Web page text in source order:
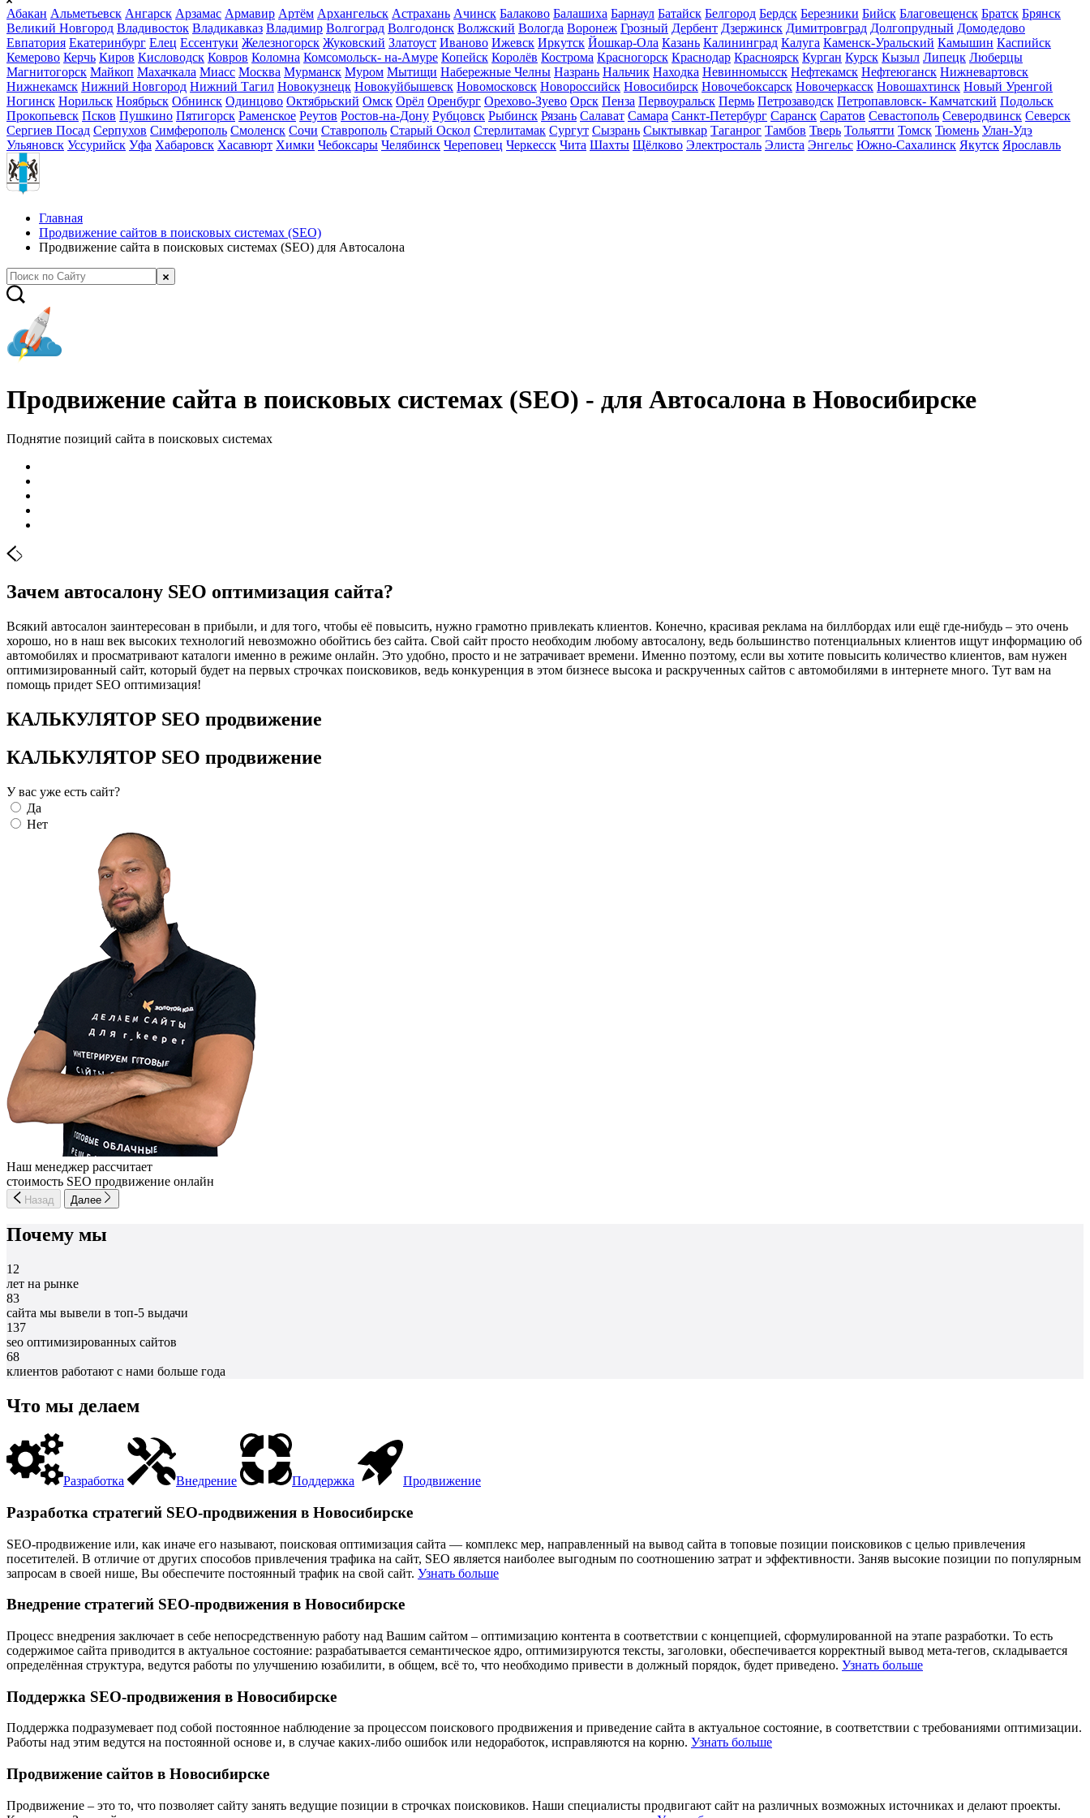
Абакан Альметьевск Ангарск Арзамас Армавир Артём Архангельск Астрахань Ачинск Балаково Балашиха Барнаул Батайск Белгород Бердск Березники Бийск Благовещенск Братск Брянск
Великий Новгород Владивосток Владикавказ Владимир Волгоград Волгодонск Волжский Вологда Воронеж Грозный Дербент Дзержинск Димитровград Долгопрудный Домодедово
Евпатория Екатеринбург Елец Ессентуки Железногорск Жуковский Златоуст Иваново Ижевск Иркутск Йошкар-Ола Казань Калининград Калуга Каменск-Уральский Камышин Каспийск
Кемерово Керчь Киров Кисловодск Ковров Коломна Комсомольск- на-Амуре Копейск Королёв Кострома Красногорск Краснодар Красноярск Курган Курск Кызыл Липецк Люберцы
Магнитогорск Майкоп Махачкала Миасс Москва Мурманск Муром Мытищи Набережные Челны Назрань Нальчик Находка Невинномысск Нефтекамск Нефтеюганск Нижневартовск
Нижнекамск Нижний Новгород Нижний Тагил Новокузнецк Новокуйбышевск Новомосковск Новороссийск Новосибирск Новочебоксарск Новочеркасск Новошахтинск Новый Уренгой
Ногинск Норильск Ноябрьск Обнинск Одинцово Октябрьский Омск Орёл Оренбург Орехово-Зуево Орск Пенза Первоуральск Пермь Петрозаводск Петропавловск- Камчатский Подольск
Прокопьевск Псков Пушкино Пятигорск Раменское Реутов Ростов-на-Дону Рубцовск Рыбинск Рязань Салават Самара Санкт-Петербург Саранск Саратов Севастополь Северодвинск Северск
Сергиев Посад Серпухов Симферополь Смоленск Сочи Ставрополь Старый Оскол Стерлитамак Сургут Сызрань Сыктывкар Таганрог Тамбов Тверь Тольятти Томск Тюмень Улан-Удэ
Ульяновск Уссурийск Уфа Хабаровск Хасавюрт Химки Чебоксары Челябинск Череповец Черкесск Чита Шахты Щёлково Электросталь Элиста Энгельс Южно-Сахалинск Якутск Ярославль
Главная
Продвижение сайтов в поисковых системах (SEO)
Продвижение сайта в поисковых системах (SEO) для Автосалона
Продвижение сайта в поисковых системах (SEO) - для Автосалона в Новосибирске
Поднятие позиций сайта в поисковых системах
Зачем автосалону SЕО оптимизация сайта?
Всякий автосалон заинтересован в прибыли, и для того, чтобы её повысить, нужно грамотно привлекать клиентов. Конечно, красивая реклама на биллбордах или ещё где-нибудь – это очень
хорошо, но в наш век высоких технологий невозможно обойтись без сайта. Свой сайт просто необходим любому автосалону, ведь большинство потенциальных клиентов ищут информацию об
автомобилях и просматривают каталоги именно в режиме онлайн. Это удобно, просто и не затрачивает времени. Именно поэтому, если вы хотите повысить количество клиентов, вам нужен
оптимизированный сайт, который будет на первых строчках поисковиков, ведь конкуренция в этом бизнесе высока и раскрученных сайтов с автомобилями в интернете много. Тут вам на
помощь придет SEO оптимизация!
КАЛЬКУЛЯТОР SEO продвижение
КАЛЬКУЛЯТОР SEO продвижение
У вас уже есть сайт?
Да
Нет
Наш менеджер рассчитает
стоимость SEO продвижение онлайн
Назад Далее
Почему мы
12
лет на рынке
83
сайта мы вывели в топ-5 выдачи
137
seo оптимизированных сайтов
68
клиентов работают с нами больше года
Что мы делаем
Разработка Внедрение Поддержка Продвижение
Разработка стратегий SEO-продвижения в Новосибирске
SEO-продвижение или, как иначе его называют, поисковая оптимизация сайта — комплекс мер, направленный на вывод сайта в топовые позиции поисковиков с целью привлечения
посетителей. В отличие от других способов привлечения трафика на сайт, SEO является наиболее выгодным по соотношению затрат и эффективности. Заняв высокие позиции по популярным
запросам в своей нише, Вы обеспечите постоянный трафик на свой сайт. Узнать больше
Внедрение стратегий SEO-продвижения в Новосибирске
Процесс внедрения заключает в себе непосредственную работу над Вашим сайтом – оптимизацию контента в соответствии с концепцией, сформулированной на этапе разработки. То есть
содержимое сайта приводится в актуальное состояние: разрабатывается семантическое ядро, оптимизируются тексты, заголовки, обеспечивается корректный вывод мета-тегов, складывается
определённая структура, ведутся работы по улучшению юзабилити, в общем, всё то, что необходимо привести в должный порядок, будет приведено. Узнать больше
Поддержка SEO-продвижения в Новосибирске
Поддержка подразумевает под собой постоянное наблюдение за процессом поискового продвижения и приведение сайта в актуальное состояние, в соответствии с требованиями оптимизации.
Работы над этим ведутся на постоянной основе и, в случае каких-либо ошибок или недоработок, исправляются на корню. Узнать больше
Продвижение сайтов в Новосибирске
Продвижение – это то, что позволяет сайту занять ведущие позиции в строчках поисковиков. Наши специалисты продвигают сайт на различных возможных источниках и делают проекты.